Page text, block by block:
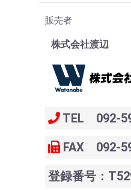
販売者
株式会社渡辺
TEL 092-
FAX 092-
登録番号：